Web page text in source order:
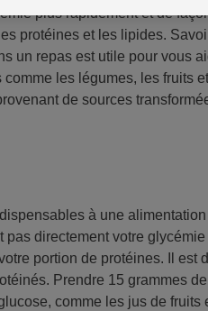
plus rapidement et de
protéines et les lipides.
un repas est utile pour vous
les légumes, les fruits
de sources
à une
pas directement votre
portion de protéines. Il
Prendre 15 grammes
comme les jus de